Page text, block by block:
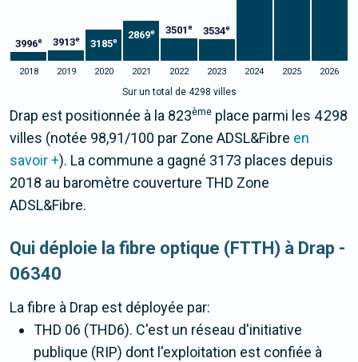
3996e 3913e 3185e 2869e 3501 e 3534e
2018 2019 2020 2021 2022 2023 2024 2025 2026
Sur un total de 4298 villes
Drap est positionnée à la 823ème place parmi les 4 298
villes (notée 98,91/100 par Zone ADSL&Fibre en
savoir +). La commune a gagné 3173 places depuis
2018 au baromètre couverture THD Zone
ADSL&Fibre.
Qui déploie la fibre optique (FTTH) à Drap -
06340
La fibre à Drap est déployée par:
THD 06 (THD6). C'est un réseau d'initiative
publique (RIP) dont l'exploitation est confiée à